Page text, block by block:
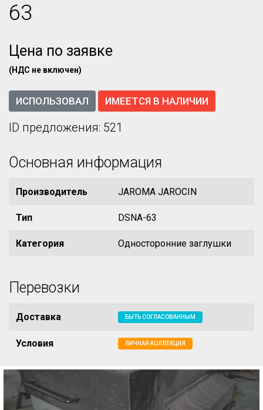
63
Цена по заявке
(НДС не включен)
ИСПОЛЬЗОВАЛ ИМЕЕТСЯ В НАЛИЧИИ
ID предложения: 521
Основная информация
Производитель JAROMA JAROCIN
Тип DSNA-63
Категория Односторонние заглушки
Перевозки
Доставка БЫТЬ СОГЛАСОВАННЫМ
Условия ЛИЧНАЯ КОЛЛЕКЦИЯ